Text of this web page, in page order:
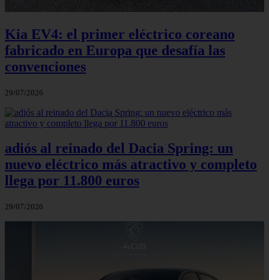
Kia EV4: el primer eléctrico coreano
fabricado en Europa que desafía las
convenciones
29/07/2026
adiós al reinado del Dacia Spring: un
nuevo eléctrico más atractivo y completo
llega por 11.800 euros
29/07/2026